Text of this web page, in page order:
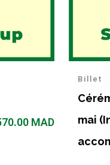
MAD
Billet
mai